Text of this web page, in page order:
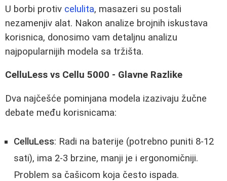
U borbi protiv celulita, masazeri su postali
nezamenjiv alat. Nakon analize brojnih iskustava
korisnica, donosimo vam detaljnu analizu
najpopularnijih modela sa tržišta.
CelluLess vs Cellu 5000 - Glavne Razlike
Dva najčešće pominjana modela izazivaju žučne
debate među korisnicama:
CelluLess: Radi na baterije (potrebno puniti 8-12
sati), ima 2-3 brzine, manji je i ergonomičniji.
Problem sa čašicom koja često ispada.